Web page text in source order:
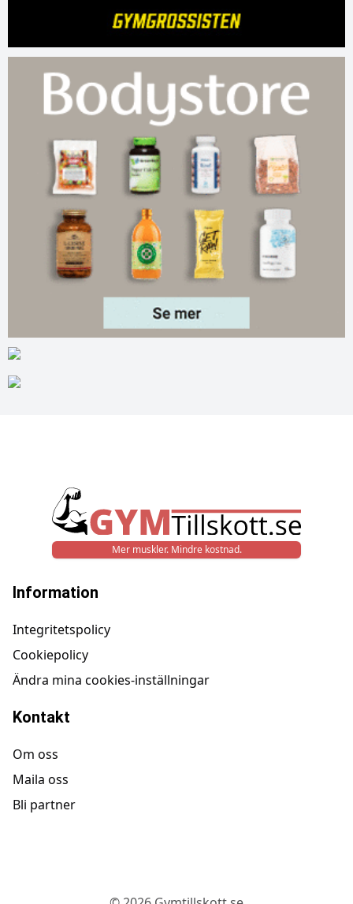
Mer muskler. Mindre kostnad.
Information
Integritetspolicy
Cookiepolicy
Ändra mina cookies-inställningar
Kontakt
Om oss
Maila oss
Bli partner